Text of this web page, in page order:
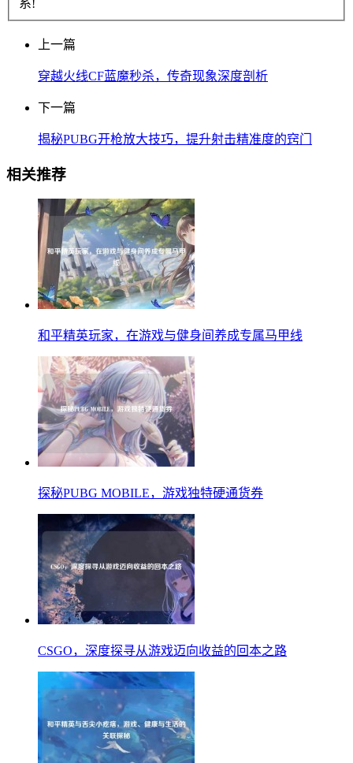
系!
上一篇
穿越火线CF蓝魔秒杀，传奇现象深度剖析
下一篇
揭秘PUBG开枪放大技巧，提升射击精准度的窍门
相关推荐
和平精英玩家，在游戏与健身间养成专属马甲线
探秘PUBG MOBILE，游戏独特硬通货券
CSGO，深度探寻从游戏迈向收益的回本之路